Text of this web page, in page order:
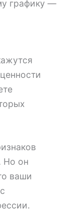
графику —
Но он
ваши